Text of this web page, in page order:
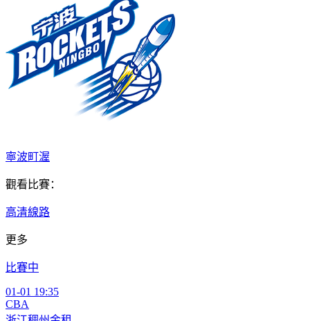
寧波町渥
觀看比賽：
高清線路
更多
比賽中
01-01 19:35
CBA